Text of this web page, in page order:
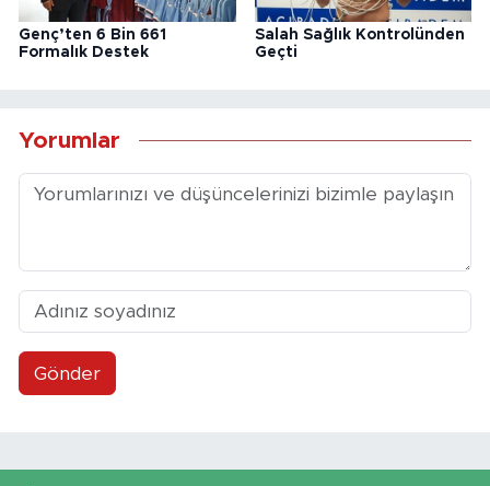
Genç’ten 6 Bin 661
Formalık Destek
Salah Sağlık Kontrolünden
Geçti
Yorumlar
Gönder